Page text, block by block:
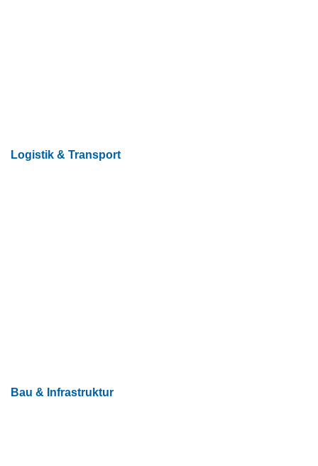
Logistik & Transport
Bau & Infrastruktur